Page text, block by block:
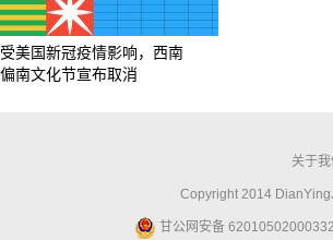
受美国新冠疫情影响，西南
偏南文化节宣布取消
关于我
Copyright 2014
甘公网安备